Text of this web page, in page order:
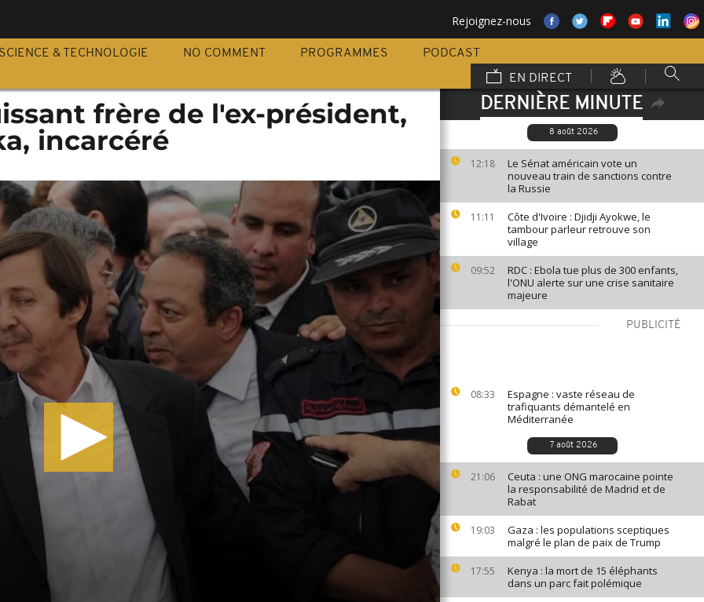
Rejoignez-nous
SCIENCE & TECHNOLOGIE NO COMMENT PROGRAMMES
PODCAST
EN DIRECT
DERNIÈRE MINUTE
8 août 2026
12:18
Le Sénat américain vote un
nouveau train de sanctions contre
la Russie
11:11
Côte d'Ivoire : Djidji Ayokwe, le
tambour parleur retrouve son
village
09:52
RDC : Ebola tue plus de 300 enfants,
l'ONU alerte sur une crise sanitaire
majeure
PUBLICITÉ
08:33
Espagne : vaste réseau de
trafiquants démantelé en
Méditerranée
7 août 2026
21:06
Ceuta : une ONG marocaine pointe
la responsabilité de Madrid et de
Rabat
19:03
Gaza : les populations sceptiques
malgré le plan de paix de Trump
17:55
Kenya : la mort de 15 éléphants
dans un parc fait polémique
frère de l'ex-président,
incarcéré